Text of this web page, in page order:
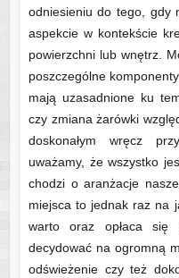
odniesieniu do tego, gdy
aspekcie w kontekście
powierzchni lub wnętrz.
poszczególne
mają uzasadnione ku
czy zmiana żarówki
doskonałym wręcz
uważamy, że wszystko
chodzi o aranżacje
miejsca to jednak raz na
warto oraz opłaca się
decydować na ogromną
odświeżenie czy też